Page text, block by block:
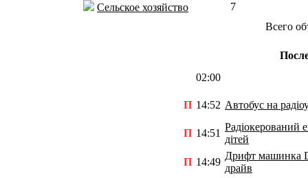
Сельское хозяйство
7
Всего
02:00
П 14:52 Автобус на
П 14:51
Радіокерований
дітей
П 14:49
Дрифт машинка
драйв